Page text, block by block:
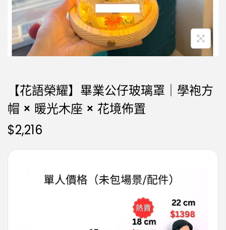
【花語榮耀】畢業公仔玻璃罩｜學袍方
帽 × 暖光木座 × 花境佈置
$2,216